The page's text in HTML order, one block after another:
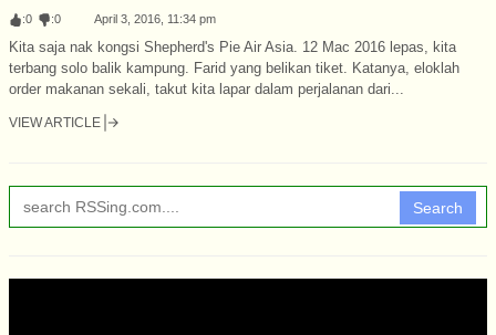
:0 :0 April 3, 2016, 11:34 pm
Kita saja nak kongsi Shepherd's Pie Air Asia. 12 Mac 2016 lepas, kita
terbang solo balik kampung. Farid yang belikan tiket. Katanya, eloklah
order makanan sekali, takut kita lapar dalam perjalanan dari...
VIEW ARTICLE
Search